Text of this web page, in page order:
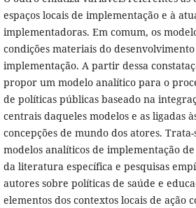
espaços locais de implementação e à
implementadoras. Em comum, os
condições materiais do
implementação. A partir dessa
propor um modelo analítico para o
de políticas públicas baseado na
centrais daqueles modelos e as ligadas
concepções de mundo dos atores.
modelos analíticos de implementação
da literatura específica e pesquisas
autores sobre políticas de saúde e
elementos dos contextos locais de ação